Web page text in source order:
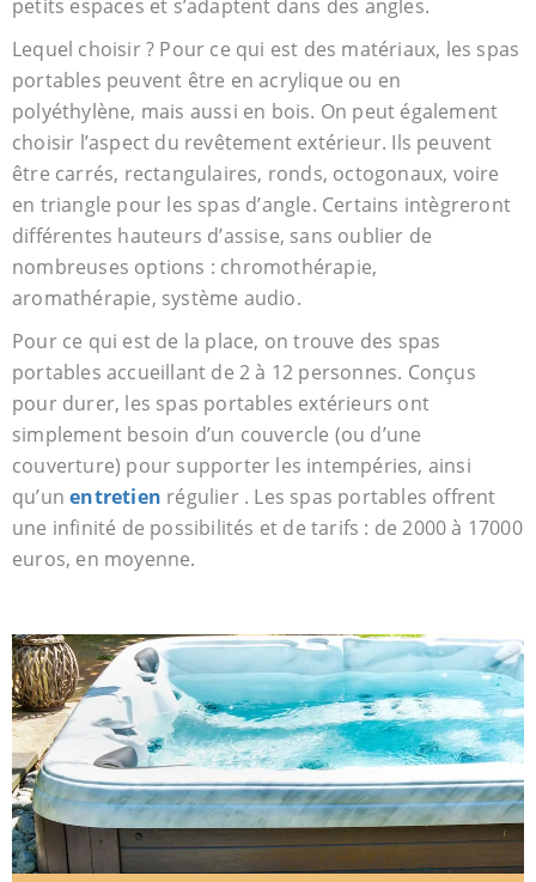
petits espaces et s’adaptent dans des angles.
Lequel choisir ? Pour ce qui est des matériaux, les spas
portables peuvent être en acrylique ou en
polyéthylène, mais aussi en bois. On peut également
choisir l’aspect du revêtement extérieur. Ils peuvent
être carrés, rectangulaires, ronds, octogonaux, voire
en triangle pour les spas d’angle. Certains intègreront
différentes hauteurs d’assise, sans oublier de
nombreuses options : chromothérapie,
aromathérapie, système audio.
Pour ce qui est de la place, on trouve des spas
portables accueillant de 2 à 12 personnes. Conçus
pour durer, les spas portables extérieurs ont
simplement besoin d’un couvercle (ou d’une
couverture) pour supporter les intempéries, ainsi
qu’unentretien régulier . Les spas portables offrent
une infinité de possibilités et de tarifs : de 2000 à 17000
euros, en moyenne.